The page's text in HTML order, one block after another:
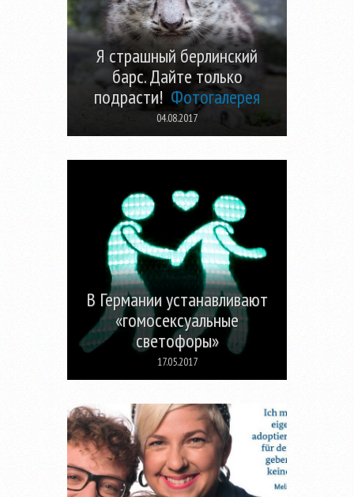
Я страшный берлинский
барс. Дайте только
подрасти! Фотогалерея
04.08.2017
В Германии устанавливают
«гомосексуальные
светофоры»
17.05.2017